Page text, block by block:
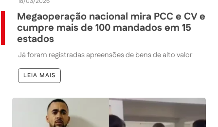
Megaoperação nacional mira PCC e CV e
cumpre mais de 100 mandados em 15
estados
Já foram registradas apreensões de bens de alto valor
LEIA MAIS